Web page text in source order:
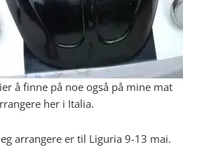
å finne på noe også på mine mat
her i Italia.
arrangere er til Liguria 9-13 mai.